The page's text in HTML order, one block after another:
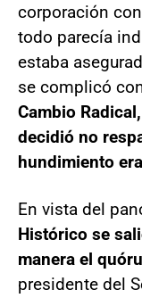
corporación
todo parecía
estaba
se complicó
Cambio
decidió no
hundimiento
En vista del
Histórico se
manera el
presidente del